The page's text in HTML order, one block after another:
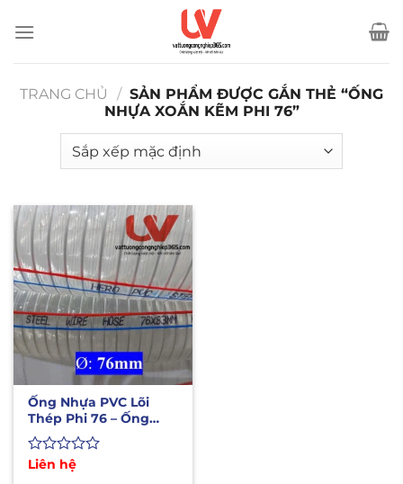
qua
TRANG CHỦ
/ SẢN PHẨM ĐƯỢC GẮN THẺ “ỐNG
NHỰA XOẮN KẼM PHI 76”
Ống Nhựa PVC Lõi
Thép Phi 76 – Ống
Dẫn Xăng Dầu Hóa
Chất
Được
Liên hệ